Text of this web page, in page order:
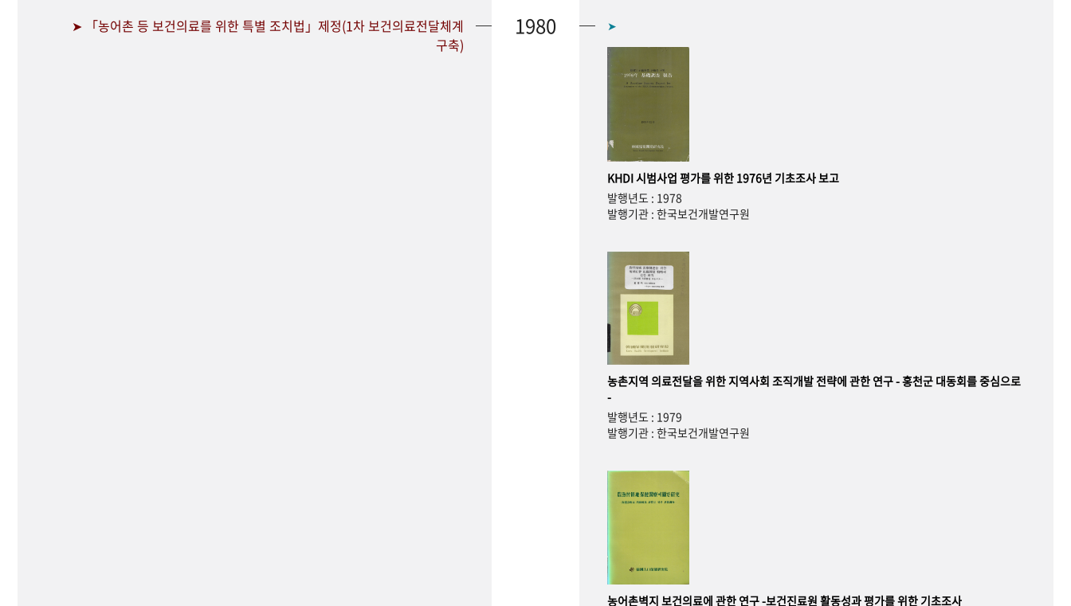
➤ 「농어촌 등 보건의료를 위한 특별 조치법」제정(1차 보건의료전달체계
구축)
1980 ➤
KHDI 시범사업 평가를 위한 1976년 기초조사 보고
발행년도 : 1978
발행기관 : 한국보건개발연구원
농촌지역 의료전달을 위한 지역사회 조직개발 전략에 관한 연구 - 홍천군 대동회를 중심으로
-
발행년도 : 1979
발행기관 : 한국보건개발연구원
농어촌벽지 보건의료에 관한 연구 -보건진료원 활동성과 평가를 위한 기초조사